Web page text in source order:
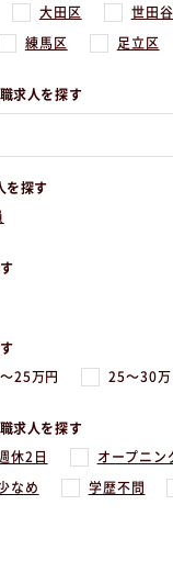
大田区 世田
練馬区 足立区
求人を探す
を探す
25万円 25〜30
求人を探す
休2日 オープニン
なめ 学歴不問